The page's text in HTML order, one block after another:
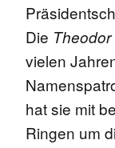
Die
vielen
hat sie mit
Ringen um